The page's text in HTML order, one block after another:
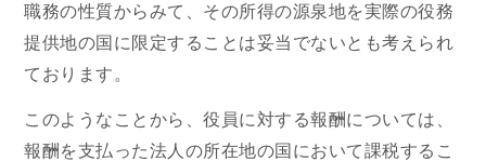
職務の性質からみて、その所得の源泉地を実際の役務
提供地の国に限定することは妥当でないとも考えられ
ております。
このようなことから、役員に対する報酬については、
報酬を支払った法人の所在地の国において課税するこ